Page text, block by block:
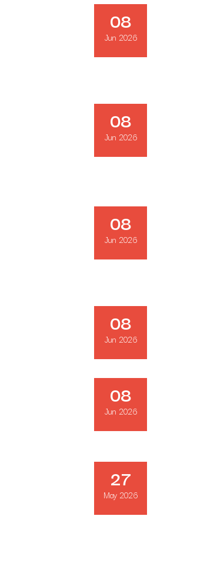
08
Jun 2026
08
Jun 2026
08
Jun 2026
08
Jun 2026
08
Jun 2026
27
May 2026